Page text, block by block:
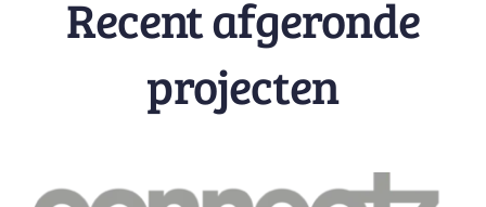
Recent afgeronde
projecten